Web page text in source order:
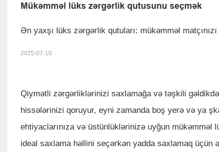
Mükəmməl lüks zərgərlik qutusunu seçmək
Ən yaxşı lüks zərgərlik qutuları: mükəmməl matçınızı
2025-07-10
Qiymətli zərgərliklərinizi saxlamağa və təşkili
hissələrinizi qoruyur, eyni zamanda boş yerə və ya
ehtiyaclarınıza və üstünlüklərinizə uyğun
ideal saxlama həllini seçərkən yadda saxlamaq